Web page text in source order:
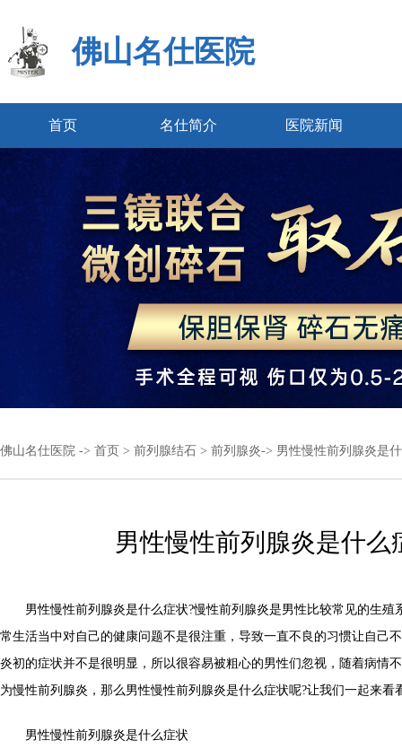
佛山名仕医院
首页 名仕简介 医院新闻
佛山名仕医院 -> 首页 > 前列腺结石 > 前列腺炎-> 男性慢性前列腺炎是
男性慢性前列腺炎是什么
男性慢性前列腺炎是什么症状?慢性前列腺炎是男性比较常见的生殖
常生活当中对自己的健康问题不是很注重，导致一直不良的习惯让自己
炎初的症状并不是很明显，所以很容易被粗心的男性们忽视，随着病情
为慢性前列腺炎，那么男性慢性前列腺炎是什么症状呢?让我们一起来看
男性慢性前列腺炎是什么症状